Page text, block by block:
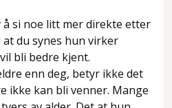
å si noe litt mer direkte etter
du synes hun virker
bli bedre kjent.
enn deg, betyr ikke det
ikke kan bli venner. Mange